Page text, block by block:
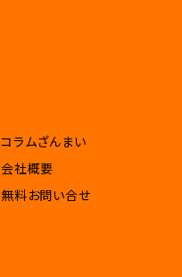
コラムざんまい
会社概要
無料お問い合せ